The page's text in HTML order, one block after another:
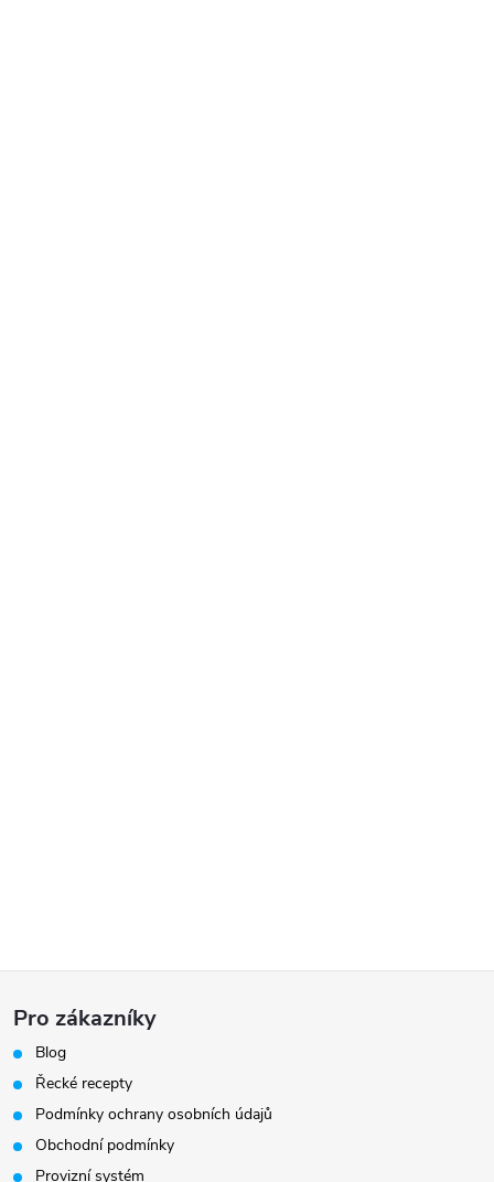
Z
á
p
a
Pro zákazníky
Blog
Řecké recepty
Podmínky ochrany osobních údajů
Obchodní podmínky
Provizní systém